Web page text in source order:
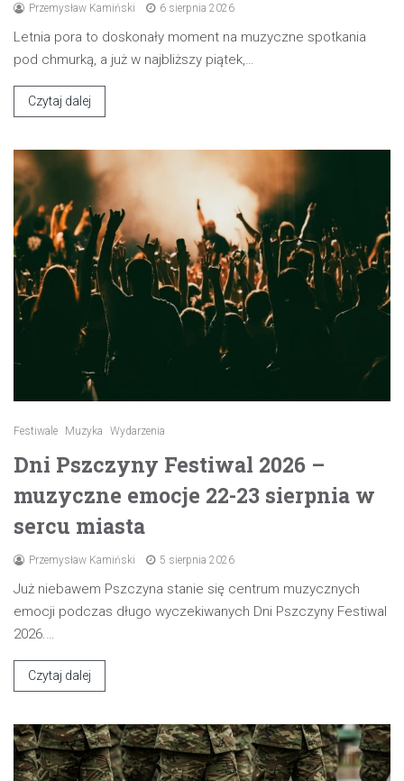
Przemysław Kamiński 6 sierpnia 2026
Letnia pora to doskonały moment na muzyczne spotkania
pod chmurką, a już w najbliższy piątek,…
Czytaj dalej
Festiwale Muzyka Wydarzenia
Dni Pszczyny Festiwal 2026 –
muzyczne emocje 22-23 sierpnia w
sercu miasta
Przemysław Kamiński 5 sierpnia 2026
Już niebawem Pszczyna stanie się centrum muzycznych
emocji podczas długo wyczekiwanych Dni Pszczyny Festiwal
2026.…
Czytaj dalej